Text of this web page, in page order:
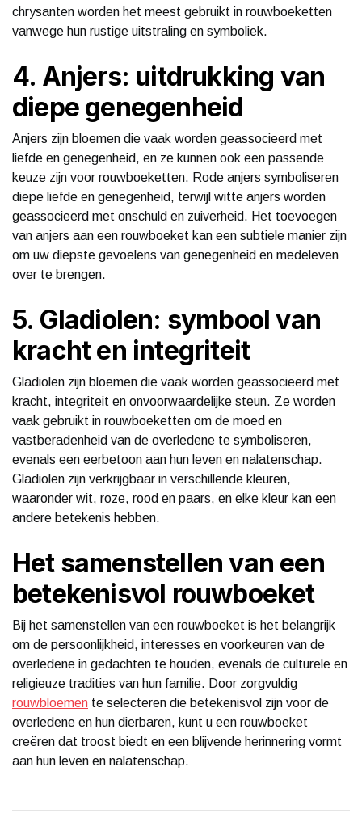
chrysanten worden het meest gebruikt in rouwboeketten
vanwege hun rustige uitstraling en symboliek.
4. Anjers: uitdrukking van
diepe genegenheid
Anjers zijn bloemen die vaak worden geassocieerd met
liefde en genegenheid, en ze kunnen ook een passende
keuze zijn voor rouwboeketten. Rode anjers symboliseren
diepe liefde en genegenheid, terwijl witte anjers worden
geassocieerd met onschuld en zuiverheid. Het toevoegen
van anjers aan een rouwboeket kan een subtiele manier zijn
om uw diepste gevoelens van genegenheid en medeleven
over te brengen.
5. Gladiolen: symbool van
kracht en integriteit
Gladiolen zijn bloemen die vaak worden geassocieerd met
kracht, integriteit en onvoorwaardelijke steun. Ze worden
vaak gebruikt in rouwboeketten om de moed en
vastberadenheid van de overledene te symboliseren,
evenals een eerbetoon aan hun leven en nalatenschap.
Gladiolen zijn verkrijgbaar in verschillende kleuren,
waaronder wit, roze, rood en paars, en elke kleur kan een
andere betekenis hebben.
Het samenstellen van een
betekenisvol rouwboeket
Bij het samenstellen van een rouwboeket is het belangrijk
om de persoonlijkheid, interesses en voorkeuren van de
overledene in gedachten te houden, evenals de culturele en
religieuze tradities van hun familie. Door zorgvuldig
rouwbloemen te selecteren die betekenisvol zijn voor de
overledene en hun dierbaren, kunt u een rouwboeket
creëren dat troost biedt en een blijvende herinnering vormt
aan hun leven en nalatenschap.